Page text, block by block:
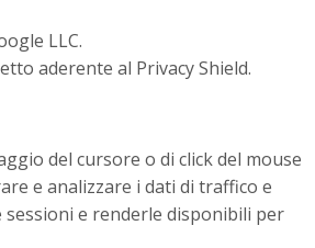
LLC.
aderente al Privacy Shield.
del cursore o di click del mouse
e analizzare i dati di traffico e
e renderle disponibili per